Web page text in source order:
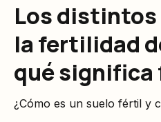
Los
la fertilidad
qué
¿Cómo es un suelo fértil y